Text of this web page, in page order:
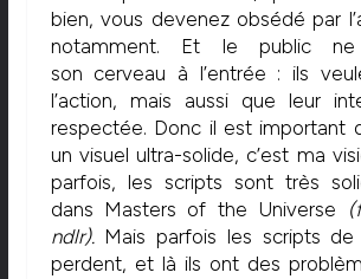
bien, vous devenez obsédé par
notamment. Et le public
son cerveau à l’entrée : ils
l’action, mais aussi que leur
respectée. Donc il est important
un visuel ultra-solide, c’est ma
parfois, les scripts sont très
dans Masters of the Universe
ndlr). Mais parfois les scripts
perdent, et là ils ont des